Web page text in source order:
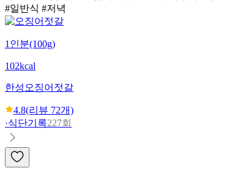
#일반식 #저녁
1인분(100g)
102kcal
한성 오징어젓갈
4.8(리뷰 72개)
·식단기록227회